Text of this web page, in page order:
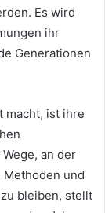
Es wird
ihr
Generationen
macht, ist ihre
an der
und
bleiben, stellt